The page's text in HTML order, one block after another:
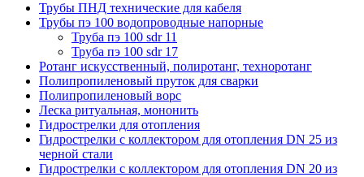
Трубы ПНД технические для кабеля
Трубы пэ 100 водопроводные напорные
Труба пэ 100 sdr 11
Труба пэ 100 sdr 17
Ротанг искусственный, полиротанг, техноротанг
Полипропиленовый пруток для сварки
Полипропиленовый ворс
Леска ритуальная, мононить
Гидрострелки для отопления
Гидрострелки с коллектором для отопления DN 25 из
черной стали
Гидрострелки с коллектором для отопления DN 20 из